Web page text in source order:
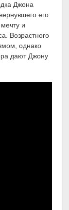
Джона
его
и
Возрастного
однако
дают Джону